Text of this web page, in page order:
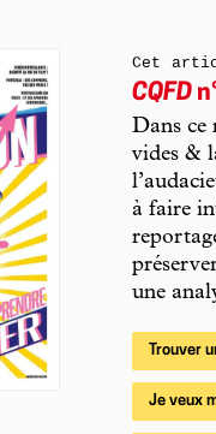
Cet
CQFD
Dans ce
vides &
à faire
une
Trouver
Je veux